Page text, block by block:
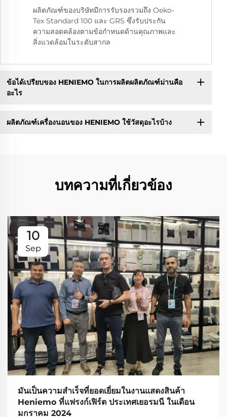
ผลิตภัณฑ์ของบริษัทมีการรับรองรวมถึง Oeko-
Tex Standard 100 และ GRS ซึ่งรับประกัน
ความสอดคล้องตามข้อกำหนดด้านคุณภาพและ
สิ่งแวดล้อมในระดับสากล
ข้อได้เปรียบของ HENIEMO ในการผลิตผลิตภัณฑ์ม่านคือ
อะไร
ผลิตภัณฑ์เครื่องนอนของ HENIEMO ใช้วัสดุอะไรบ้าง
บทความที่เกี่ยวข้อง
10
Sep
มันเป็นความสำเร็จที่ยอดเยี่ยมในงานแสดงสินค้า
Heniemo ที่แฟรงก์เฟิร์ต ประเทศเยอรมนี ในเดือน
มกราคม 2024